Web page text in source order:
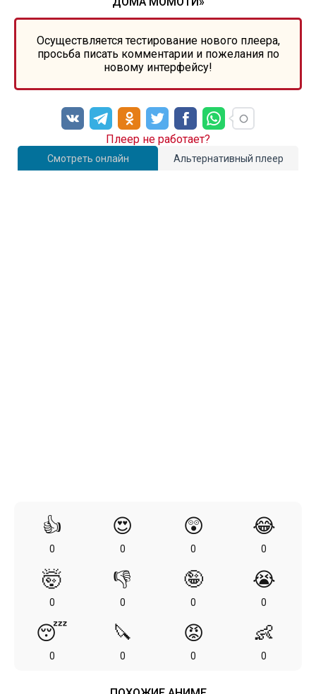
Осуществляется тестирование нового плеера,
просьба писать комментарии и пожелания по
новому интерфейсу!
Смотреть онлайн Альтернативный плеер
Плеер не работает?
👍
0
😍
0
😲
0
😂
0
🤯
0
👎
0
🤪
0
😭
0
😴
0
🔪
0
😡
0
👶
0